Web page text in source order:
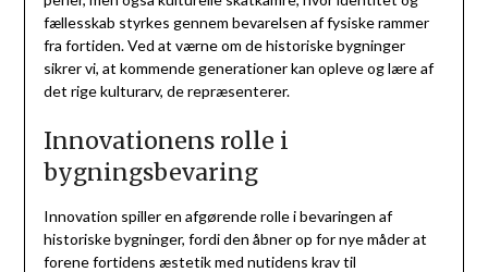
fællesskab styrkes gennem bevarelsen af fysiske rammer
fra fortiden. Ved at værne om de historiske bygninger
sikrer vi, at kommende generationer kan opleve og lære af
det rige kulturarv, de repræsenterer.
Innovationens rolle i
bygningsbevaring
Innovation spiller en afgørende rolle i bevaringen af
historiske bygninger, fordi den åbner op for nye måder at
forene fortidens æstetik med nutidens krav til